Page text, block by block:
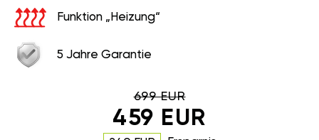
Funktion „Heizung“
5 Jahre Garantie
699 EUR
459 EUR